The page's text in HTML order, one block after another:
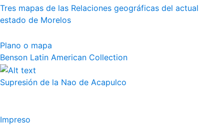
Tres mapas de las Relaciones geográficas del actual
estado de Morelos
Plano o mapa
Benson Latin American Collection
Supresión de la Nao de Acapulco
Impreso